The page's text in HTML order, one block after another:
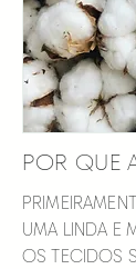
POR QUE
UMA LINDA E
OS TECIDOS